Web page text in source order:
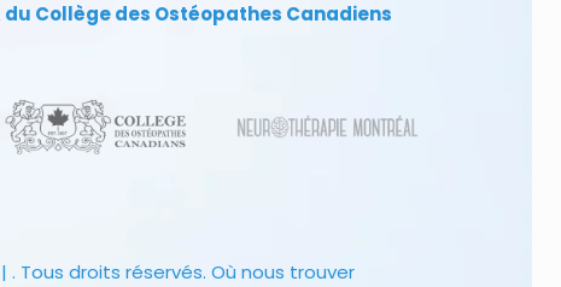
du Collège des Ostéopathes Canadiens
Tous droits réservés. Où nous trouver